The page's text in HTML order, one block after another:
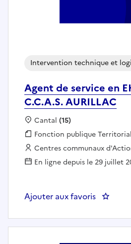
Agent de service en
C.C.A.S. AURILLAC
Intervention technique et
Localisation :
Cantal (15)
Fonction publique :
Fonction publique
Employeur :
Centres communaux
En ligne depuis le 29 juillet
Ajouter aux favoris : Agent